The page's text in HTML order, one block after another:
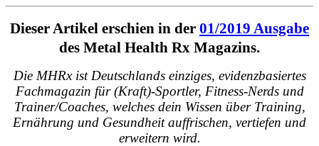
Dieser Artikel erschien in der 01/2019 Ausgabe
des Metal Health Rx Magazins.
Die MHRx ist Deutschlands einziges, evidenzbasiertes
Fachmagazin für (Kraft)-Sportler, Fitness-Nerds und
Trainer/Coaches, welches dein Wissen über Training,
Ernährung und Gesundheit auffrischen, vertiefen und
erweitern wird.